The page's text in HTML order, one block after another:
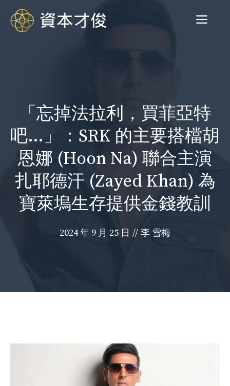
菜
「忘掉法拉利，買菲亞特
吧…」：SRK 的主要搭檔胡
恩娜 (Hoon Na) 聯合主演
扎耶德汗 (Zayed Khan) 為
寶萊塢生存提供金錢教訓
2024 年 9 月 25 日 // 李 雪梅